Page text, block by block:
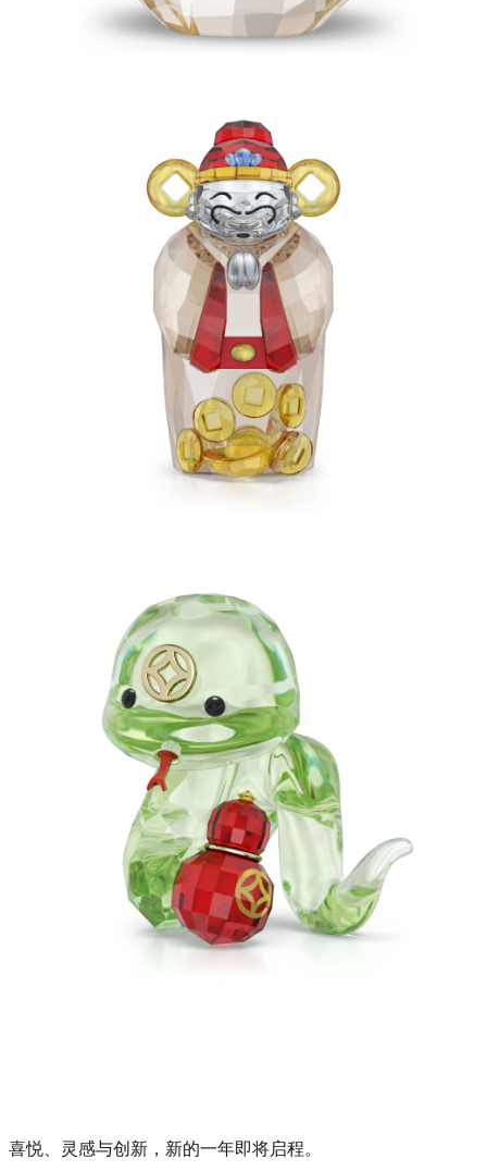
喜悦、灵感与创新，新的一年即将启程。